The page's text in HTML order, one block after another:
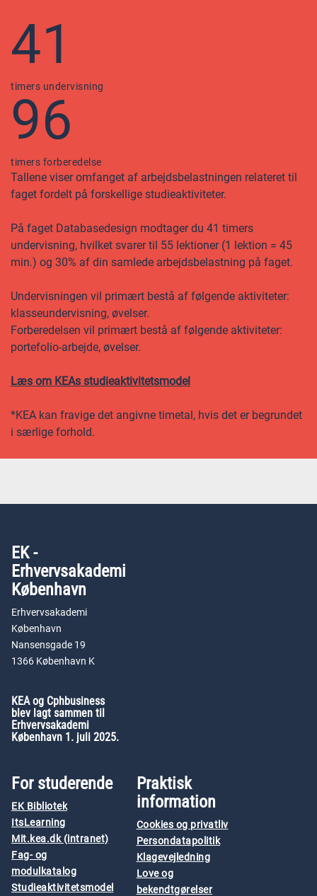
41
timers undervisning
96
timers forberedelse
Tallene viser omfanget af arbejdsbelastningen relateret til
faget fordelt på forskellige studieaktiviteter.
På faget Databasedesign modtager du 41 timers
undervisning, hvilket svarer til 55 lektioner (1 lektion = 45
min.) og 30% af din samlede arbejdsbelastning på faget.
Undervisningen vil primært bestå af følgende aktiviteter:
klasseundervisning, øvelser.
Forberedelsen vil primært bestå af følgende aktiviteter:
portefolio-arbejde, øvelser.
Læs om KEAs studieaktivitetsmodel
*KEA kan fravige det angivne timetal, hvis det er begrundet
i særlige forhold.
EK -
Erhvervsakademi
København
Erhvervsakademi
København
Nansensgade 19
1366 København K
KEA og Cphbusiness
blev lagt sammen til
Erhvervsakademi
København 1. juli 2025.
For studerende
EK Bibliotek
ItsLearning
Mit.kea.dk (intranet)
Fag- og
modulkatalog
Studieaktivitetsmodel
Praktisk
information
Cookies og privatliv
Persondatapolitik
Klagevejledning
Love og
bekendtgørelser